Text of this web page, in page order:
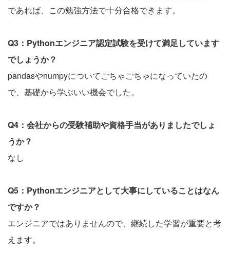
であれば、この勉強方法で十分合格できます。
Q3：Pythonエンジニア認定試験を受けて満足しています
でしょうか？
pandasやnumpyについてごちゃごちゃになっていたの
で、基礎から学ぶいい機会でした。
Q4：会社からの受験補助や資格手当がありましたでしょ
うか？
なし
Q5：Pythonエンジニアとして大事にしていることはなん
ですか？
エンジニアではありませんので、継続した学習が重要と考
えます。